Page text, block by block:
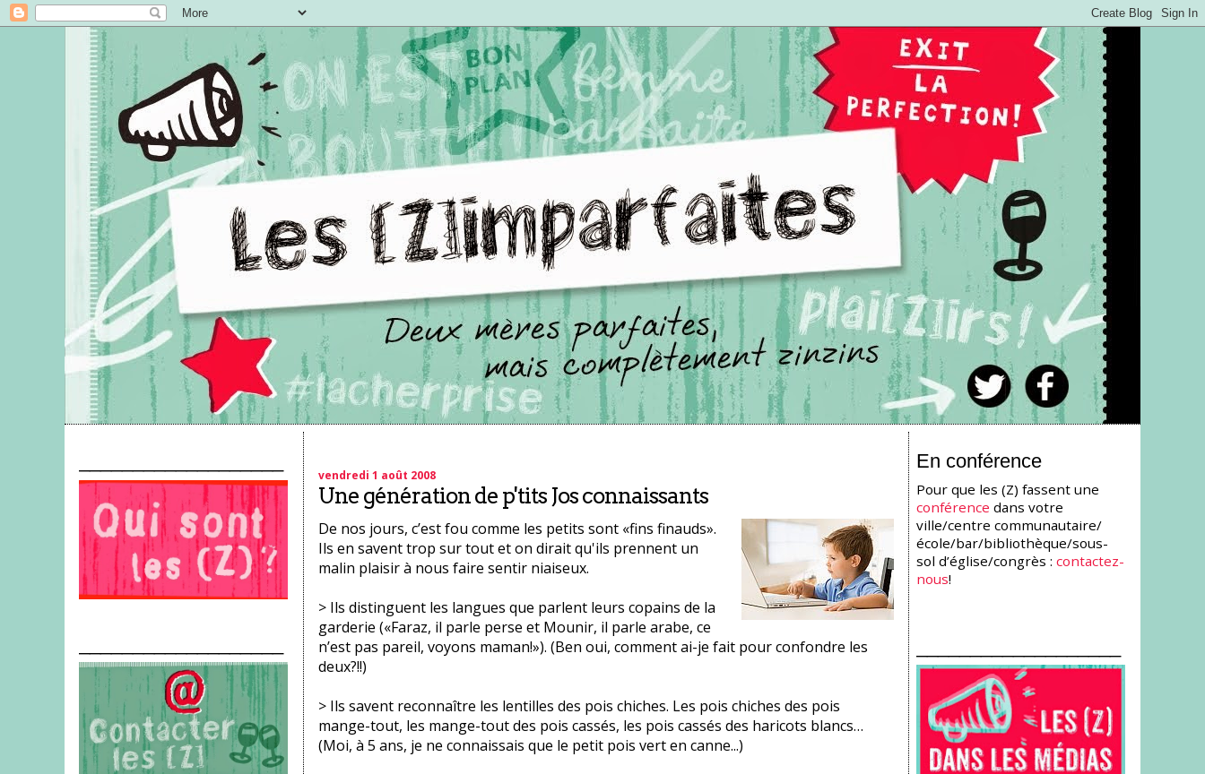
vendredi 1 août 2008
Une génération de p'tits Jos connaissants
De nos jours, c’est fou comme les petits sont «fins finauds».
Ils en savent trop sur tout et on dirait qu'ils prennent un
malin plaisir à nous faire sentir niaiseux.
> Ils distinguent les langues que parlent leurs copains de la
garderie («Faraz, il parle perse et Mounir, il parle arabe, ce
n’est pas pareil, voyons maman!»). (Ben oui, comment ai-je fait pour confondre les
deux?!!)
> Ils savent reconnaître les lentilles des pois chiches. Les pois chiches des pois
mange-tout, les mange-tout des pois cassés, les pois cassés des haricots blancs…
(Moi, à 5 ans, je ne connaissais que le petit pois vert en canne...)
En conférence
Pour que les (Z) fassent une
conférence dans votre
ville/centre communautaire/
école/bar/bibliothèque/sous-
sol d’église/congrès :contactez-
nous!